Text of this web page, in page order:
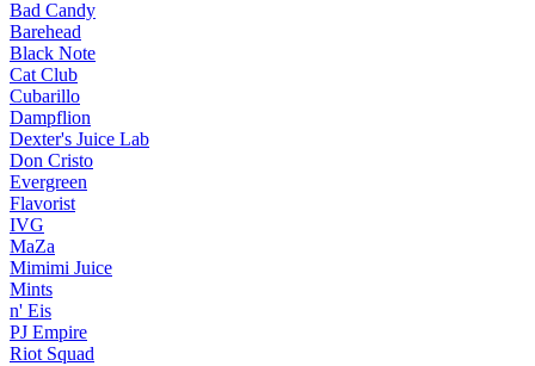
Bad Candy
Barehead
Black Note
Cat Club
Cubarillo
Dampflion
Dexter's Juice Lab
Don Cristo
Evergreen
Flavorist
IVG
MaZa
Mimimi Juice
Mints
n' Eis
PJ Empire
Riot Squad